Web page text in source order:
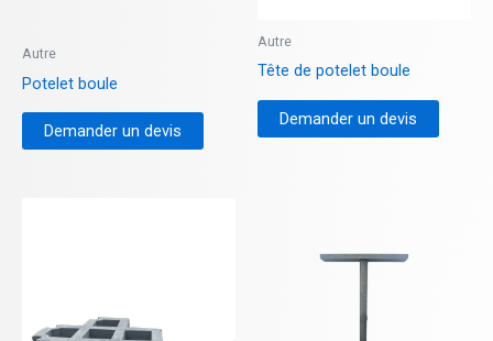
Autre
Potelet boule
Demander un devis
Autre
Tête de potelet boule
Demander un devis